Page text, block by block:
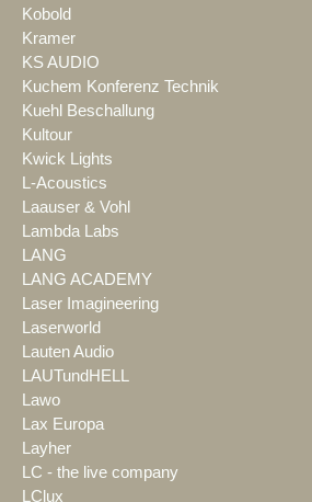
Kobold
Kramer
KS AUDIO
Kuchem Konferenz Technik
Kuehl Beschallung
Kultour
Kwick Lights
L-Acoustics
Laauser & Vohl
Lambda Labs
LANG
LANG ACADEMY
Laser Imagineering
Laserworld
Lauten Audio
LAUTundHELL
Lawo
Lax Europa
Layher
LC - the live company
LClux